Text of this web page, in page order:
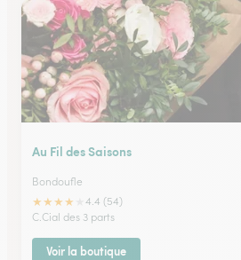
Au Fil des Saisons
Bondoufle
★★★★
4.4 (54)
C.Cial des 3 parts
Voir la boutique